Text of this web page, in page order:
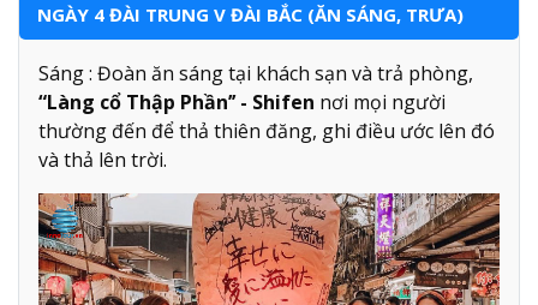
NGÀY 4 ĐÀI TRUNG V ĐÀI BẮC (ĂN SÁNG, TRƯA)
Sáng : Đoàn ăn sáng tại khách sạn và trả phòng,
“Làng cổ Thập Phần’’ - Shifen nơi mọi người
thường đến để thả thiên đăng, ghi điều ước lên đó
và thả lên trời.